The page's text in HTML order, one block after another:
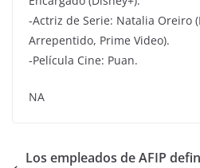
-Actriz de Serie: Natalia Oreiro
Arrepentido, Prime Video).
-Película Cine: Puan.
NA
Los empleados de AFIP